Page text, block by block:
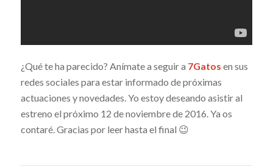
¿Qué te ha parecido? Anímate a seguir a 7Gatos en sus
redes sociales para estar informado de próximas
actuaciones y novedades. Yo estoy deseando asistir al
estreno el próximo 12 de noviembre de 2016. Ya os
contaré. Gracias por leer hasta el final 😉